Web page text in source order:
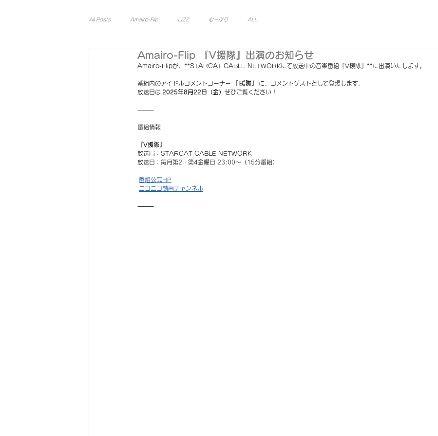
All Posts Amairo-Flip LIZZ むーぷり ALL
Amairo-Flip 『V援隊』出演のお知らせ
Amairo-Flipが、**STARCAT CABLE NETWORKにて放送中の音楽番組『V援隊』**に出演いたします。
番組内のアイドルコメントコーナー 『I援隊』
に、コメントゲストとして登場します。
放送日は 2025年8月22日（金） ぜひご覧ください！
⸻
番組情報
『V援隊』
放送局：STARCAT CABLE NETWORK
放送日：毎月第2・第4金曜日 23:00～（15分番組）
番組公式HP
ニコニコ動画チャンネル
⸻